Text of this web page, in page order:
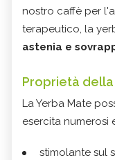
nostro caffè per
terapeutico, la
astenia e
Proprietà della
La Yerba Mate
esercita numerosi
stimolante sul